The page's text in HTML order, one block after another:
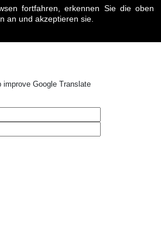
fortfahren, erkennen Sie die oben
an und akzeptieren sie.
Google Translate